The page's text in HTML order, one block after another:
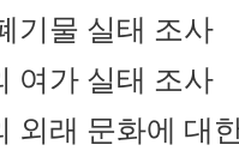
기물 실태 조사
여가 실태 조사
외래 문화에 대